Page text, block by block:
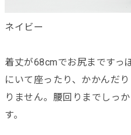
ネイビー
着丈が68cmでお尻まですっ
にいて座ったり、かかんだ
りません。腰回りまでしっ
す。